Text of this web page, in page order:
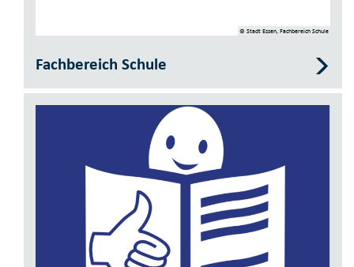
© Stadt Essen, Fachbereich Schule
Fachbereich Schule